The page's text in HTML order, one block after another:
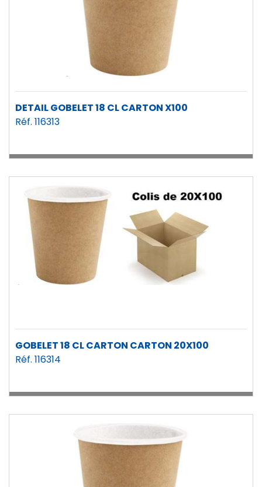
DETAIL GOBELET 18 CL CARTON X100
Réf. 116313
GOBELET 18 CL CARTON CARTON 20X100
Réf. 116314